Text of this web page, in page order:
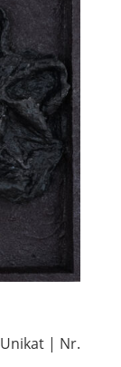
| Nr.